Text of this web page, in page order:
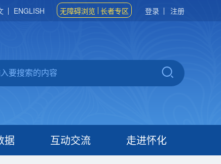
ENGLISH 无障碍浏览 长者专区 登录 注册
据 互动交流 走进怀化